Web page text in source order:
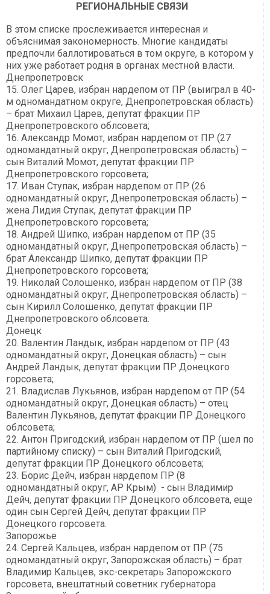
РЕГИОНАЛЬНЫЕ СВЯЗИ
В этом списке прослеживается интересная и
объяснимая закономерность. Многие кандидаты
предпочли баллотироваться в том округе, в котором у
них уже работает родня в органах местной власти.
Днепропетровск
15. Олег Царев, избран нардепом от ПР (выиграл в 40-
м одномандатном округе, Днепропетровская область)
– брат Михаил Царев, депутат фракции ПР
Днепропетровского облсовета;
16. Александр Момот, избран нардепом от ПР (27
одномандатный округ, Днепропетровская область) –
сын Виталий Момот, депутат фракции ПР
Днепропетровского горсовета;
17. Иван Ступак, избран нардепом от ПР (26
одномандатный округ, Днепропетровская область) –
жена Лидия Ступак, депутат фракции ПР
Днепропетровского горсовета;
18. Андрей Шипко, избран нардепом от ПР (35
одномандатный округ, Днепропетровская область) –
брат Александр Шипко, депутат фракции ПР
Днепропетровского горсовета;
19. Николай Солошенко, избран нардепом от ПР (38
одномандатный округ, Днепропетровская область) –
сын Кирилл Солошенко, депутат фракции ПР
Днепропетровского облсовета.
Донецк
20. Валентин Ландык, избран нардепом от ПР (43
одномандатный округ, Донецкая область) – сын
Андрей Ландык, депутат фракции ПР Донецкого
горсовета;
21. Владислав Лукьянов, избран нардепом от ПР (54
одномандатный округ, Донецкая область) – отец
Валентин Лукьянов, депутат фракции ПР Донецкого
облсовета;
22. Антон Пригодский, избран нардепом от ПР (шел по
партийному списку) – сын Виталий Пригодский,
депутат фракции ПР Донецкого облсовета;
23. Борис Дейч, избран нардепом ПР (8
одномандатный округ, АР Крым) - сын Владимир
Дейч, депутат фракции ПР Донецкого облсовета, еще
один сын Сергей Дейч, депутат фракции ПР
Донецкого горсовета.
Запорожье
24. Сергей Кальцев, избран нардепом от ПР (75
одномандатный округ, Запорожская область) – брат
Владимир Кальцев, экс-секретарь Запорожского
горсовета, внештатный советник губернатора